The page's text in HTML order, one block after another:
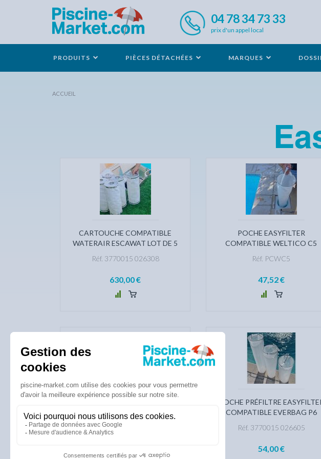
04 78 34 73 33
prix d'un appel local
PRODUITS PIÈCES DÉTACHÉES MARQUES
ACCUEIL
CARTOUCHE COMPATIBLE
WATERAIR ESCAWAT LOT DE 5
Réf. 3770015 026308
630,00 €
POCHE EASYFILTER
COMPATIBLE WELTICO C5
Réf. PCWC5
47,52 €
Réf. 3770015026247
POCHE PRÉFILTRE
COMPATIBLE EVERBAG P6
Réf. 3770015 026605
54,00 €